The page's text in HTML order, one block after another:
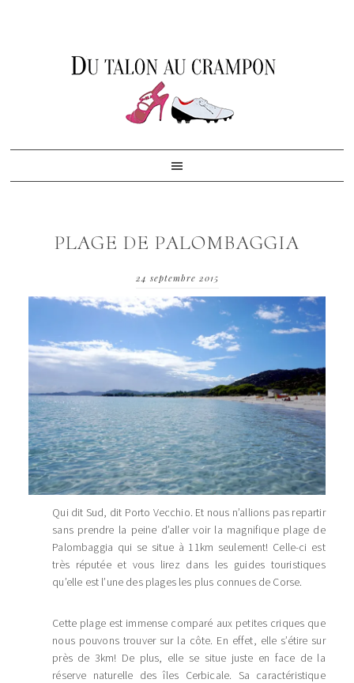
PLAGE DE PALOMBAGGIA
24 septembre 2015
Qui dit Sud, dit Porto Vecchio. Et nous n’allions pas repartir
sans prendre la peine d’aller voir la magnifique plage de
Palombaggia qui se situe à 11km seulement! Celle-ci est
très réputée et vous lirez dans les guides touristiques
qu’elle est l’une des plages les plus connues de Corse.
Cette plage est immense comparé aux petites criques que
nous pouvons trouver sur la côte. En effet, elle s’étire sur
près de 3km! De plus, elle se situe juste en face de la
réserve naturelle des îles Cerbicale. Sa caractéristique